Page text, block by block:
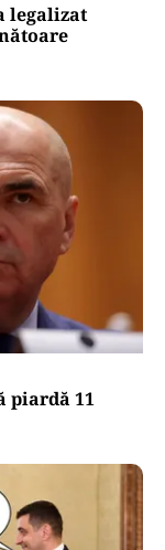
legalizat
piardă 11